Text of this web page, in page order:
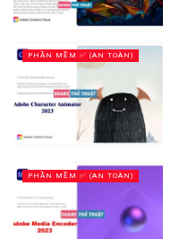
PHẦN MỀM ✅ (AN TOÀN)
PHẦN MỀM ✅ (AN TOÀN)